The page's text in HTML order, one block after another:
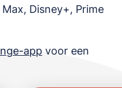
Disney+, Prime
app voor een